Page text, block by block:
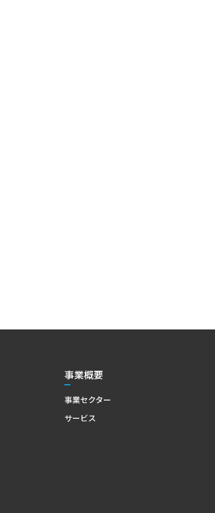
事業概要
事業セクター
サービス